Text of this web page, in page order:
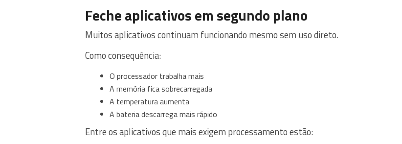
Feche aplicativos em segundo plano
Muitos aplicativos continuam funcionando mesmo sem uso direto.
Como consequência:
O processador trabalha mais
A memória fica sobrecarregada
A temperatura aumenta
A bateria descarrega mais rápido
Entre os aplicativos que mais exigem processamento estão: